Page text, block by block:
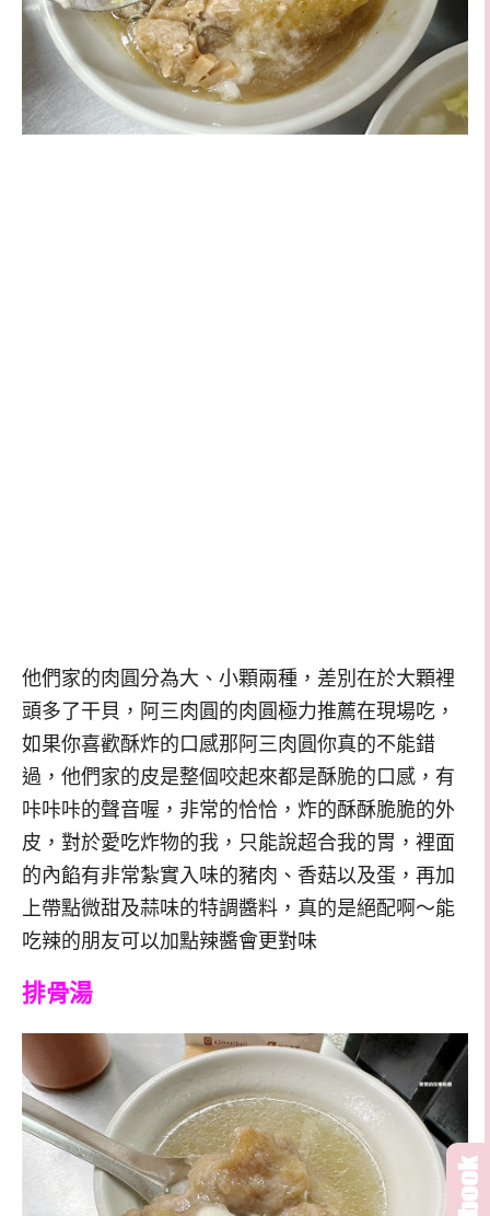
他們家的肉圓分為大、小顆兩種，差別在於大顆裡
頭多了干貝，阿三肉圓的肉圓極力推薦在現場吃，
如果你喜歡酥炸的口感那阿三肉圓你真的不能錯
過，他們家的皮是整個咬起來都是酥脆的口感，有
咔咔咔的聲音喔，非常的恰恰，炸的酥酥脆脆的外
皮，對於愛吃炸物的我，只能說超合我的胃，裡面
的內餡有非常紮實入味的豬肉、香菇以及蛋，再加
上帶點微甜及蒜味的特調醬料，真的是絕配啊～能
吃辣的朋友可以加點辣醬會更對味
排骨湯